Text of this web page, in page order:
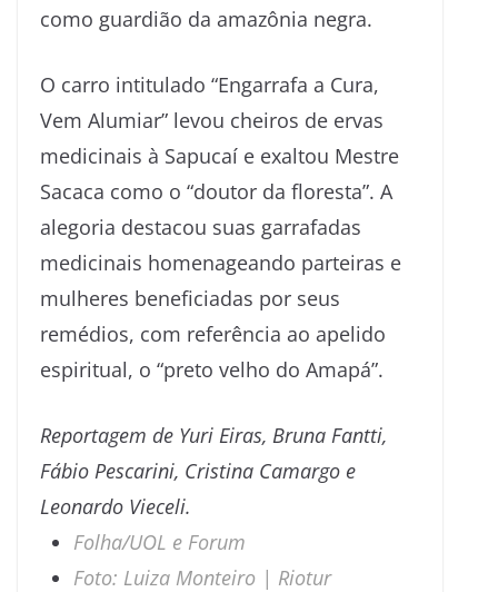
como guardião da amazônia negra.
O carro intitulado “Engarrafa a Cura,
Vem Alumiar” levou cheiros de ervas
medicinais à Sapucaí e exaltou Mestre
Sacaca como o “doutor da floresta”. A
alegoria destacou suas garrafadas
medicinais homenageando parteiras e
mulheres beneficiadas por seus
remédios, com referência ao apelido
espiritual, o “preto velho do Amapá”.
Reportagem de Yuri Eiras, Bruna Fantti,
Fábio Pescarini, Cristina Camargo e
Leonardo Vieceli.
Folha/UOL e Forum
Foto: Luiza Monteiro | Riotur